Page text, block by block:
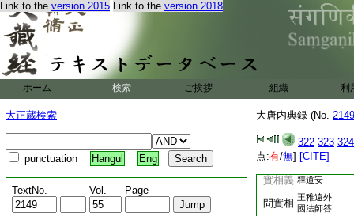
Link to the version 2015 Link to the version 2018
ホーム 検索 ご挨拶 組織 利
大正蔵検索
punctuation Hangul Eng
TextNo. Vol. Page
大唐内典録 (No.
322 323 324
点:有/無] [CITE]
不眞空論 釋僧肇
本無難問
23 郄嘉
24 郄答
郄與開法師書
郄與支法師書
心無義 桓敬道王稚
遠難桓答
釋心無義 劉遺民
法性論上下 釋慧遠
實相義 釋道安
問實相 王稚遠外
國法師答